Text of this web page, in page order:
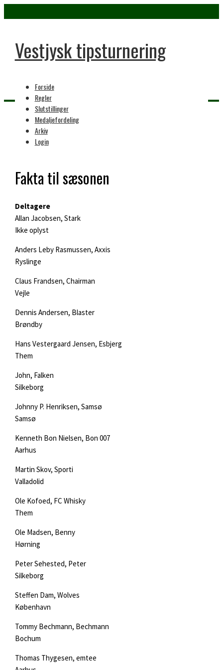
Vestjysk tipsturnering
Forside
Regler
Slutstillinger
Medaljefordeling
Arkiv
Login
Home
21. sæson
Fakta til sæsonen
Deltagere
Allan Jacobsen, Stark
Ikke oplyst
Anders Leby Rasmussen, Axxis
Ryslinge
Claus Frandsen, Chairman
Vejle
Dennis Andersen, Blaster
Brøndby
Hans Vestergaard Jensen, Esbjerg
Them
John, Falken
Silkeborg
Johnny P. Henriksen, Samsø
Samsø
Kenneth Bon Nielsen, Bon 007
Aarhus
Martin Skov, Sporti
Valladolid
Ole Kofoed, FC Whisky
Them
Ole Madsen, Benny
Hørning
Peter Sehested, Peter
Silkeborg
Steffen Dam, Wolves
København
Tommy Bechmann, Bechmann
Bochum
Thomas Thygesen, emtee